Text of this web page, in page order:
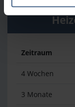
Zeitraum
4 Wochen
3 Monate